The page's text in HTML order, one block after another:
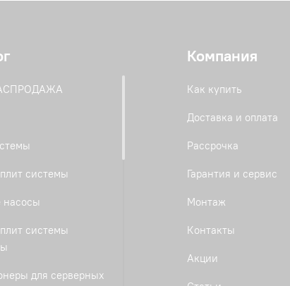
системы
насосы
системы
для серверных
Компания
Как купить
Доставка и оплата
Рассрочка
Гарантия и сервис
Монтаж
Контакты
Акции